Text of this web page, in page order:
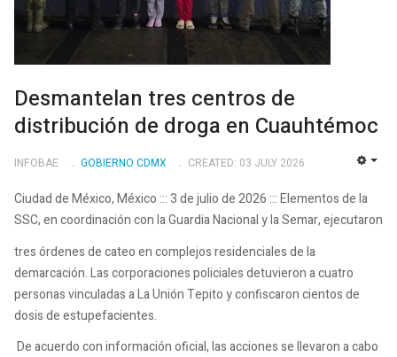
Desmantelan tres centros de
distribución de droga en Cuauhtémoc
INFOBAE GOBIERNO CDMX CREATED: 03 JULY 2026
Ciudad de México, México ::: 3 de julio de 2026 ::: Elementos de la
SSC, en coordinación con la Guardia Nacional y la Semar, ejecutaron
tres órdenes de cateo en complejos residenciales de la
demarcación. Las corporaciones policiales detuvieron a cuatro
personas vinculadas a La Unión Tepito y confiscaron cientos de
dosis de estupefacientes.
De acuerdo con información oficial, las acciones se llevaron a cabo